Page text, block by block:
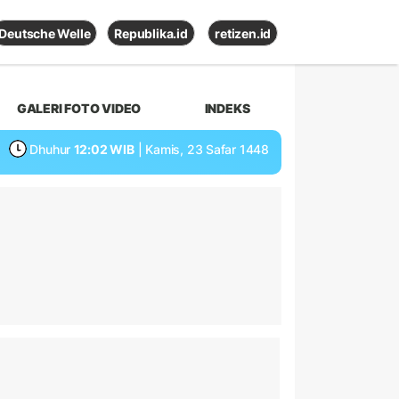
Deutsche Welle Republika.id retizen.id
GALERI FOTO VIDEO INDEKS
Dhuhur 12:02 WIB | Kamis, 23 Safar 1448